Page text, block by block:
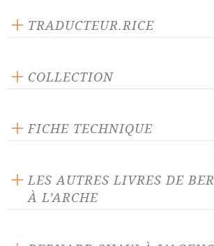
TRADUCTEUR.RICE
COLLECTION
FICHE TECHNIQUE
224 pages
Prix : 19.00 €
Langue source : anglais
LES AUTRES LIVRES DE
À L’ARCHE